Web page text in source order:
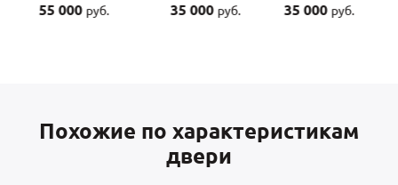
руб. руб. 35 000 руб. 45 000
Похожие по характеристикам
двери